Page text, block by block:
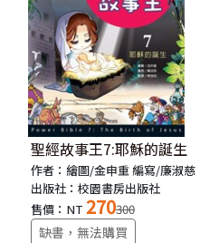
聖經故事王7:耶穌的誕生
作者：繪圖/金申重 編寫/廉淑慈
出版社：校園書房出版社
售價：NT 270300
缺書，無法購買